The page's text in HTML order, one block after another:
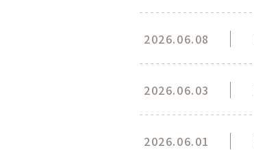
2026.06.08
2026.06.03
2026.06.01